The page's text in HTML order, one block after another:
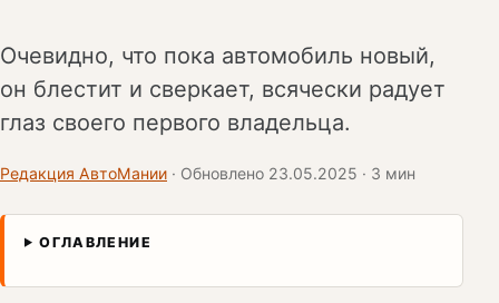
Очевидно, что пока автомобиль новый,
он блестит и сверкает, всячески радует
глаз своего первого владельца.
Редакция АвтоМании · Обновлено 23.05.2025 · 3 мин
ОГЛАВЛЕНИЕ